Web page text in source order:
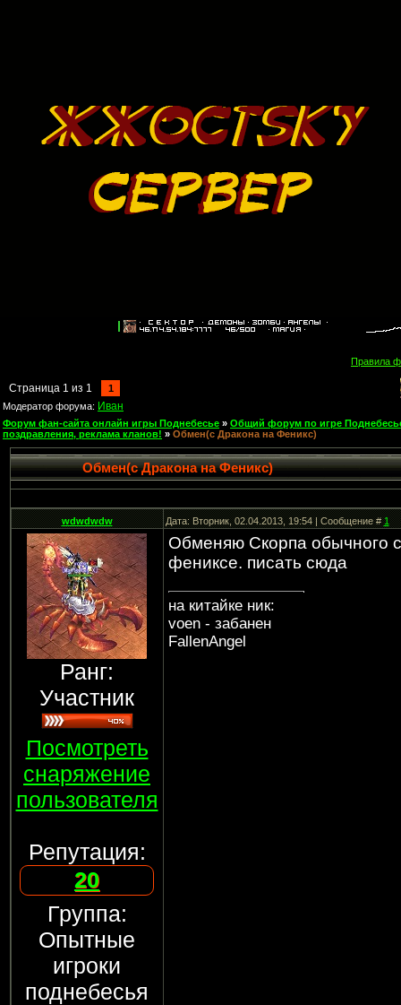
Правила
Страница 1 из 1
1
Модератор форума: Иван
Форум фан-сайта онлайн игры Поднебесье » Общий форум по игре
поздравления, реклама кланов! » Обмен(с Дракона на Феникс)
Обмен(с Дракона на Феникс)
wdwdwdw Дата: Вторник, 02.04.2013, 19:54 | Сообщение #1
Ранг:
Участник
Посмотреть
снаряжение
пользователя
Репутация:
20
Группа:
Опытные
игроки
поднебесья
Обменяю Скорпа обычного
фениксе. писать сюда
на китайке ник:
voen - забанен
FallenAngel